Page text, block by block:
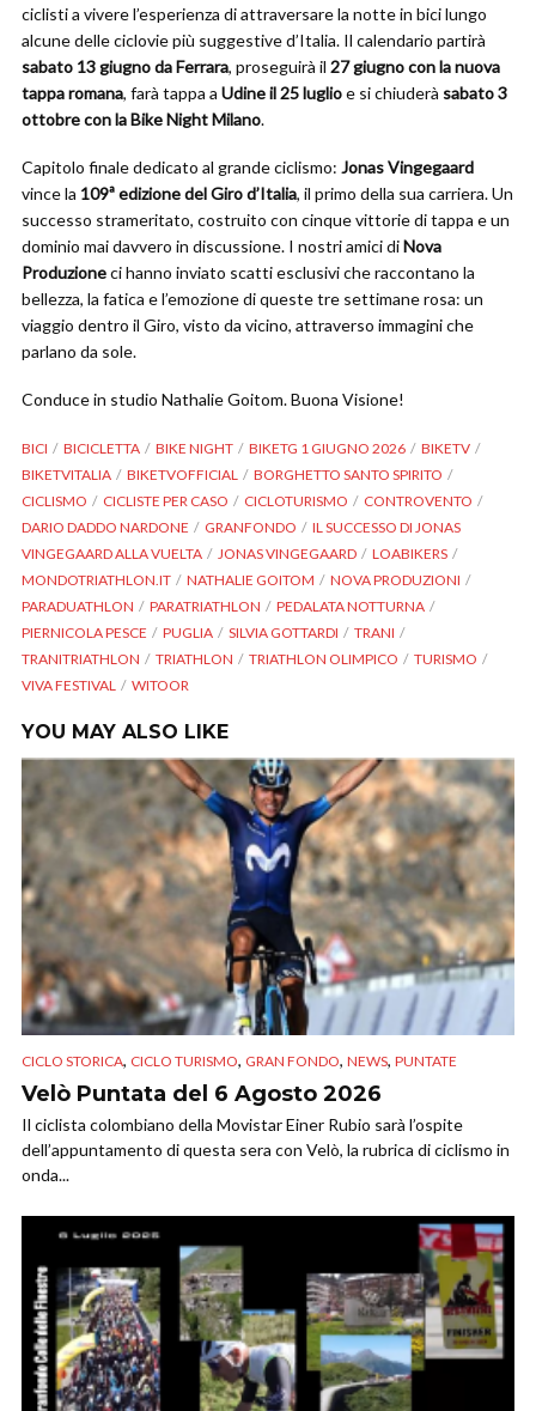
ciclisti a vivere l’esperienza di attraversare la notte in bici lungo
alcune delle ciclovie più suggestive d’Italia. Il calendario partirà
sabato 13 giugno da Ferrara, proseguirà il 27 giugno con la nuova
tappa romana, farà tappa a Udine il 25 luglioe si chiuderà sabato 3
ottobre con la Bike Night Milano.
Capitolo finale dedicato al grande ciclismo: Jonas Vingegaard
vince la 109ª edizione del Giro d’Italia, il primo della sua carriera. Un
successo strameritato, costruito con cinque vittorie di tappa e un
dominio mai davvero in discussione. I nostri amici diNova
Produzioneci hanno inviato scatti esclusivi che raccontano la
bellezza, la fatica e l’emozione di queste tre settimane rosa: un
viaggio dentro il Giro, visto da vicino, attraverso immagini che
parlano da sole.
Conduce in studio Nathalie Goitom. Buona Visione!
BICI BICICLETTA BIKE NIGHT BIKETG 1 GIUGNO 2026
BIKETV
BIKETVITALIA
BIKETVOFFICIAL
BORGHETTO SANTO SPIRITO
CICLISMO
CICLISTE PER CASO CICLOTURISMO
CONTROVENTO
DARIO DADDO NARDONE
GRANFONDO
IL SUCCESSO DI JONAS
VINGEGAARD ALLA VUELTA
JONAS VINGEGAARD
LOABIKERS
MONDOTRIATHLON.IT
NATHALIE GOITOM
NOVA PRODUZIONI
PARADUATHLON
PARATRIATHLON
PEDALATA NOTTURNA
PIERNICOLA PESCE
PUGLIA SILVIA GOTTARDI
TRANI
TRANITRIATHLON
TRIATHLON TRIATHLON OLIMPICO
TURISMO
VIVA FESTIVAL
WITOOR
YOU MAY ALSO LIKE
CICLO STORICA, CICLO TURISMO, GRAN FONDO, NEWS, PUNTATE
Velò Puntata del 6 Agosto 2026
Il ciclista colombiano della Movistar Einer Rubio sarà l’ospite
dell’appuntamento di questa sera con Velò, la rubrica di ciclismo in
onda...